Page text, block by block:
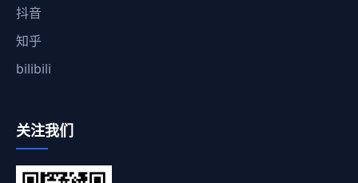
抖音
知乎
bilibili
关注我们